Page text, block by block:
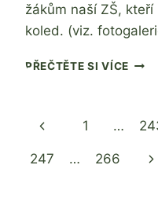
žákům naší ZŠ,
koled. (viz.
PŘEČTĚTE SI VÍCE
Navigace
na
Předchozí
stránka
1 …
247 … 266